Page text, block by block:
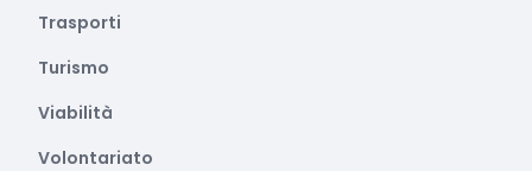
Trasporti
Turismo
Viabilità
Volontariato